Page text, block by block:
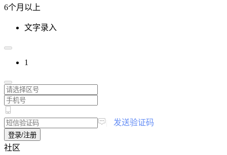
6个月以上
文字录入
1
发送验证码
登录/注册
社区